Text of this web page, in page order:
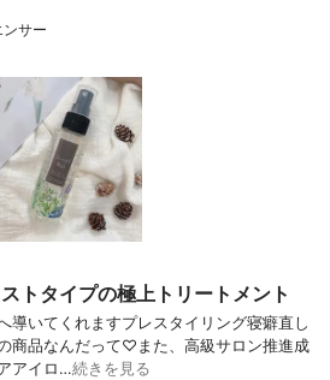
サー
トタイプの極上トリートメント
導いてくれますプレスタイリング寝癖直し
商品なんだって♡また、高級サロン推進成
アイロ…続きを見る